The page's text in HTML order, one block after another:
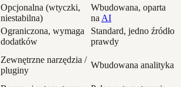
Opcjonalna (wtyczki,
niestabilna)
Wbudowana, oparta
na AI
Ograniczona, wymaga
dodatków
Standard, jedno źródło
prawdy
Zewnętrzne narzędzia /
pluginy
Wbudowana analityka